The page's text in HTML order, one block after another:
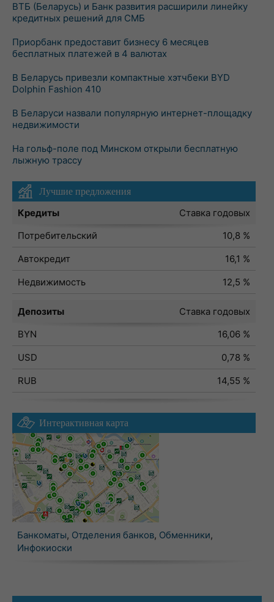
ВТБ (Беларусь) и Банк развития расширили линейку
кредитных решений для СМБ
Приорбанк предоставит бизнесу 6 месяцев
бесплатных платежей в 4 валютах
В Беларусь привезли компактные хэтчбеки BYD
Dolphin Fashion 410
В Беларуси назвали популярную интернет-площадку
недвижимости
На гольф-поле под Минском открыли бесплатную
лыжную трассу
Лучшие предложения
Кредиты
Ставка годовых
Потребительский
10,8 %
Автокредит
16,1 %
Недвижимость
12,5 %
Депозиты
Ставка годовых
BYN
16,06 %
USD
0,78 %
RUB
14,55 %
Интерактивная карта
Банкоматы, Отделения банков, Обменники,
Инфокиоски